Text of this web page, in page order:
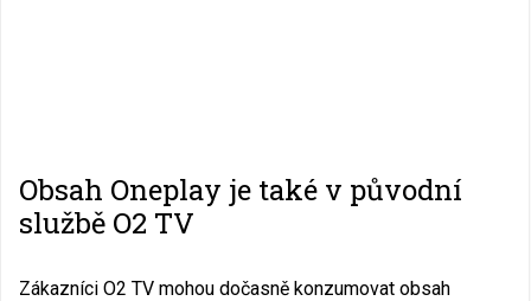
Obsah Oneplay je také v původní
službě O2 TV
Zákazníci O2 TV mohou dočasně konzumovat obsah